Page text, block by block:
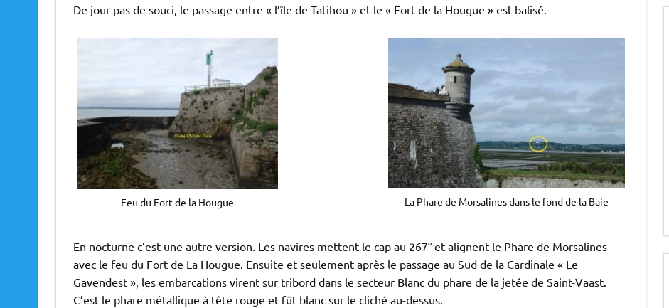
De jour pas de souci, le passage entre « l’île de Tatihou » et le « Fort de la Hougue » est balisé.
Feu du Fort de la Hougue La Phare de Morsalines dans le fond de la Baie
En nocturne c’est une autre version. Les navires mettent le cap au 267° et alignent le Phare de Morsalines
avec le feu du Fort de La Hougue. Ensuite et seulement après le passage au Sud de la Cardinale « Le
Gavendest », les embarcations virent sur tribord dans le secteur Blanc du phare de la jetée de Saint-Vaast.
C’est le phare métallique à tête rouge et fût blanc sur le cliché au-dessus.